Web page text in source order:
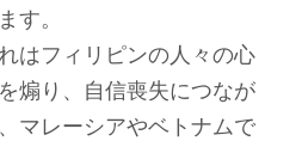
す。
はフィリピンの人々の心
煽り、自信喪失につなが
マレーシアやベトナムで